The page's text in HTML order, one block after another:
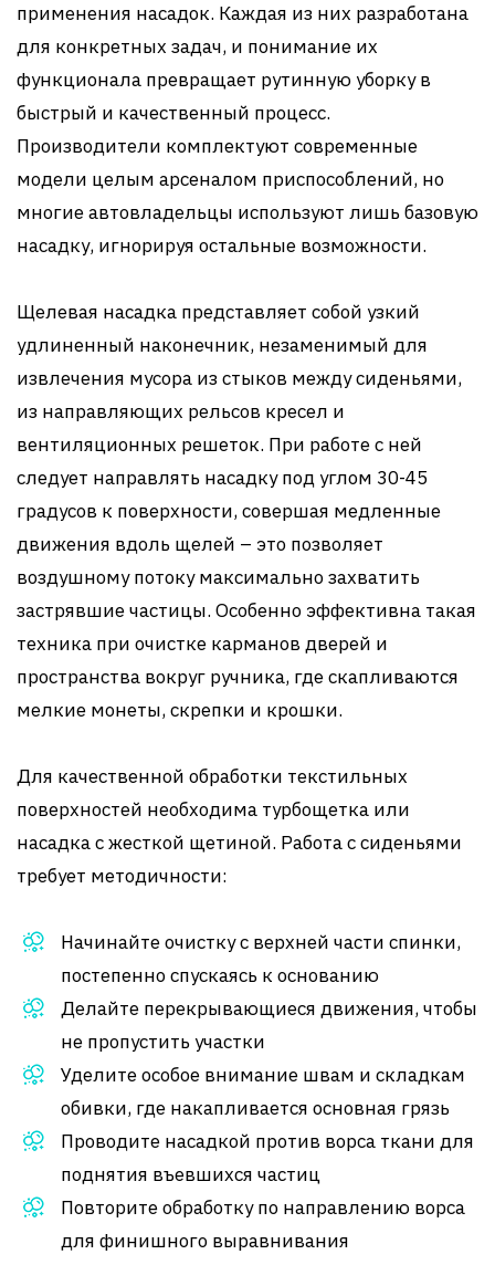
применения насадок. Каждая из них разработана
для конкретных задач, и понимание их
функционала превращает рутинную уборку в
быстрый и качественный процесс.
Производители комплектуют современные
модели целым арсеналом приспособлений, но
многие автовладельцы используют лишь базовую
насадку, игнорируя остальные возможности.
Щелевая насадка представляет собой узкий
удлиненный наконечник, незаменимый для
извлечения мусора из стыков между сиденьями,
из направляющих рельсов кресел и
вентиляционных решеток. При работе с ней
следует направлять насадку под углом 30-45
градусов к поверхности, совершая медленные
движения вдоль щелей – это позволяет
воздушному потоку максимально захватить
застрявшие частицы. Особенно эффективна такая
техника при очистке карманов дверей и
пространства вокруг ручника, где скапливаются
мелкие монеты, скрепки и крошки.
Для качественной обработки текстильных
поверхностей необходима турбощетка или
насадка с жесткой щетиной. Работа с сиденьями
требует методичности:
Начинайте очистку с верхней части спинки,
постепенно спускаясь к основанию
Делайте перекрывающиеся движения, чтобы
не пропустить участки
Уделите особое внимание швам и складкам
обивки, где накапливается основная грязь
Проводите насадкой против ворса ткани для
поднятия въевшихся частиц
Повторите обработку по направлению ворса
для финишного выравнивания